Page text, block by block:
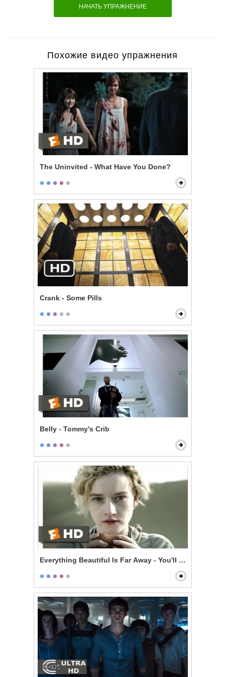
НАЧАТЬ УПРАЖНЕНИЕ
Похожие видео упражнения
The Uninvited - What Have You Done?
Crank - Some Pills
Belly - Tommy's Crib
Everything Beautiful Is Far Away - You'll Be Dead in